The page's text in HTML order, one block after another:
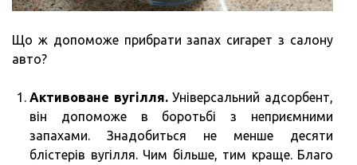
Що ж допоможе прибрати запах сигарет з салону
авто?
Активоване вугілля.Універсальний адсорбент,
він допоможе в боротьбі з неприємними
запахами. Знадобиться не менше десяти
блістерів вугілля. Чим більше, тим краще. Благо